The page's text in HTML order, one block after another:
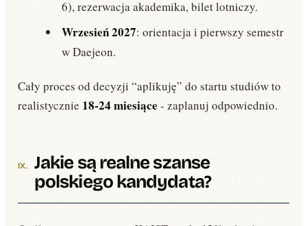
6), rezerwacja akademika, bilet lotniczy.
Wrzesień 2027: orientacja i pierwszy semestr
w Daejeon.
Cały proces od decyzji “aplikuję” do startu studiów to
realistycznie 18-24 miesiące - zaplanuj odpowiednio.
Jakie są realne szanse
polskiego kandydata?